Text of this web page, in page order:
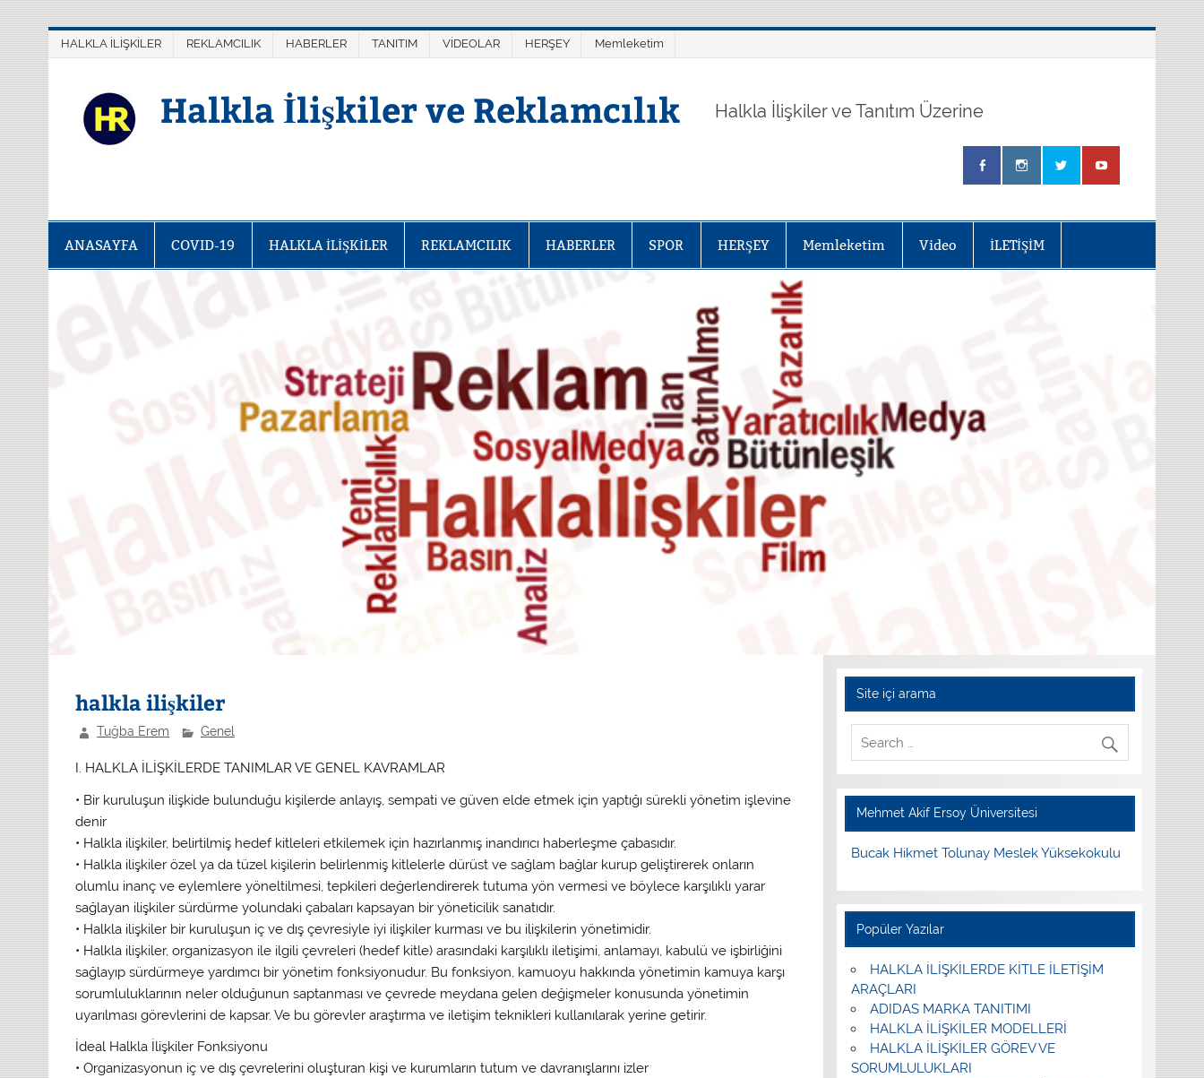
HALKLA İLİŞKİLER REKLAMCILIK HABERLER TANITIM VİDEOLAR HERŞEY Memleketim
Halkla İlişkiler ve Reklamcılık Halkla İlişkiler ve Tanıtım Üzerine
ANASAYFA COVID-19 HALKLA İLİŞKİLER REKLAMCILIK HABERLER SPOR HERŞEY Memleketim Video İLETİŞİM
halkla ilişkiler
Tuğba Erem Genel
I. HALKLA İLİŞKİLERDE TANIMLAR VE GENEL KAVRAMLAR
• Bir kuruluşun ilişkide bulunduğu kişilerde anlayış, sempati ve güven elde etmek için yaptığı sürekli yönetim işlevine
denir
• Halkla ilişkiler, belirtilmiş hedef kitleleri etkilemek için hazırlanmış inandırıcı haberleşme çabasıdır.
• Halkla ilişkiler özel ya da tüzel kişilerin belirlenmiş kitlelerle dürüst ve sağlam bağlar kurup geliştirerek onların
olumlu inanç ve eylemlere yöneltilmesi, tepkileri değerlendirerek tutuma yön vermesi ve böylece karşılıklı yarar
sağlayan ilişkiler sürdürme yolundaki çabaları kapsayan bir yöneticilik sanatıdır.
• Halkla ilişkiler bir kuruluşun iç ve dış çevresiyle iyi ilişkiler kurması ve bu ilişkilerin yönetimidir.
• Halkla ilişkiler, organizasyon ile ilgili çevreleri (hedef kitle) arasındaki karşılıklı iletişimi, anlamayı, kabulü ve işbirliğini
sağlayıp sürdürmeye yardımcı bir yönetim fonksiyonudur. Bu fonksiyon, kamuoyu hakkında yönetimin kamuya karşı
sorumluluklarının neler olduğunun saptanması ve çevrede meydana gelen değişmeler konusunda yönetimin
uyarılması görevlerini de kapsar. Ve bu görevler araştırma ve iletişim teknikleri kullanılarak yerine getirir.
İdeal Halkla İlişkiler Fonksiyonu
• Organizasyonun iç ve dış çevrelerini oluşturan kişi ve kurumların tutum ve davranışlarını izler
gezinmesi
Site içi arama
Mehmet Akif Ersoy Üniversitesi
Bucak Hikmet Tolunay Meslek Yüksekokulu
Popüler Yazılar
HALKLA İLİŞKİLERDE KİTLE İLETİŞİM
ARAÇLARI
ADIDAS MARKA TANITIMI
HALKLA İLİŞKİLER MODELLERİ
HALKLA İLİŞKİLER GÖREV VE
SORUMLULUKLARI